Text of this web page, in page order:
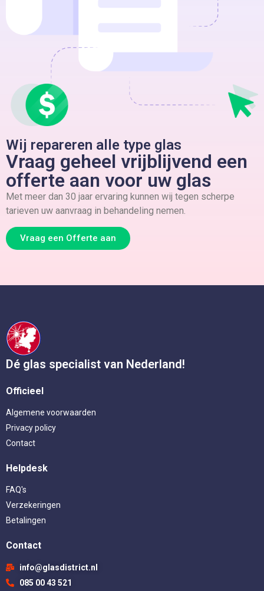
Wij repareren alle type glas
Vraag geheel vrijblijvend een
offerte aan voor uw glas
Met meer dan 30 jaar ervaring kunnen wij tegen scherpe
tarieven uw aanvraag in behandeling nemen.
Vraag een Offerte aan
Dé glas specialist van Nederland!
Officieel
Algemene voorwaarden
Privacy policy
Contact
Helpdesk
FAQ's
Verzekeringen
Betalingen
Contact
info@glasdistrict.nl
085 00 43 521